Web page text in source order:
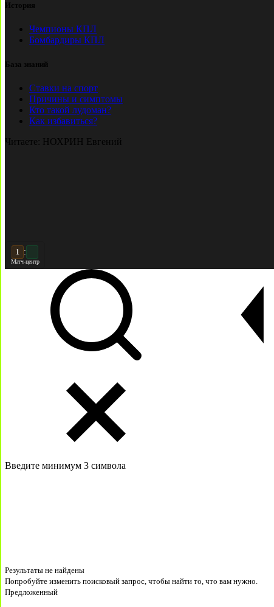
История
Чемпионы КПЛ
Бомбардиры КПЛ
База знаний
Ставки на спорт
Причины и симптомы
Кто такой лудоман?
Как избавиться?
Читаете: НОХРИН Евгений
:
Матч-центр
Введите минимум 3 символа
Результаты не найдены
Попробуйте изменить поисковый запрос, чтобы найти то, что вам нужно.
Предложенный